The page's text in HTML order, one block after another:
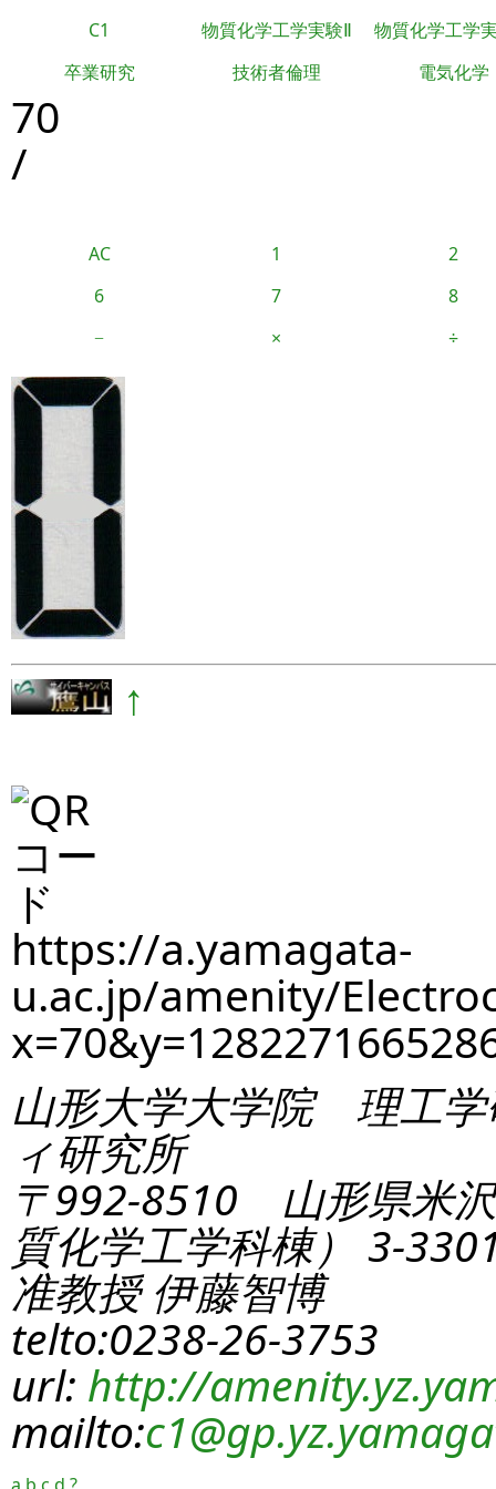
C1 物質化学工学実験Ⅱ
物質化学工学
卒業研究
技術者倫理 電気化学
70
/
AC 1
2
6
7
8
−
× ÷
↑
https://a.yamagata-
u.ac.jp/amenity/
山形大学大学院 理工学
ィ研究所
〒992-8510 山形県米
質化学工学科棟） 3-
准教授 伊藤智博
telto:0238-26-3753
url: http://
mailto:c1